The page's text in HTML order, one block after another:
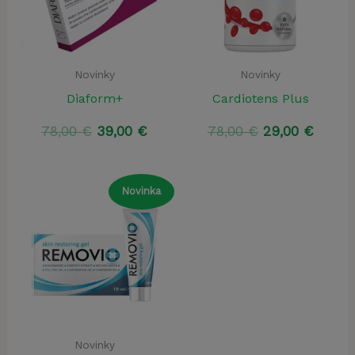
Novinky
Diaform+
78,00€ Pôvodná
78,00 €.
39,00 €Aktuálna
39,00 €.
Novinky
Cardiotens Plus
78,00€ Pôvodná
29,00 €
Novinka
Novinky